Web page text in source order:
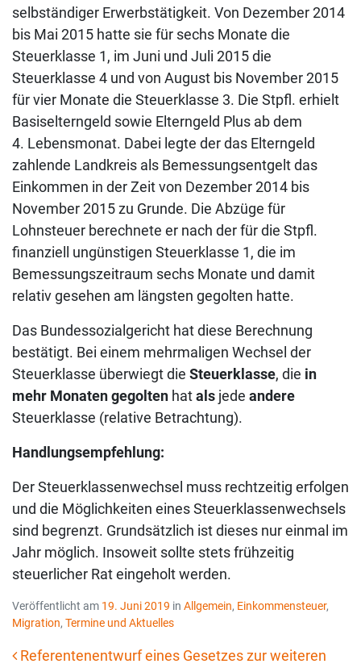
selbständiger Erwerbstätigkeit. Von Dezember 2014
bis Mai 2015 hatte sie für sechs Monate die
Steuerklasse 1, im Juni und Juli 2015 die
Steuerklasse 4 und von August bis November 2015
für vier Monate die Steuerklasse 3. Die Stpfl. erhielt
Basiselterngeld sowie Elterngeld Plus ab dem
4. Lebensmonat. Dabei legte der das Elterngeld
zahlende Landkreis als Bemessungsentgelt das
Einkommen in der Zeit von Dezember 2014 bis
November 2015 zu Grunde. Die Abzüge für
Lohnsteuer berechnete er nach der für die Stpfl.
finanziell ungünstigen Steuerklasse 1, die im
Bemessungszeitraum sechs Monate und damit
relativ gesehen am längsten gegolten hatte.
Das Bundessozialgericht hat diese Berechnung
bestätigt. Bei einem mehrmaligen Wechsel der
Steuerklasse überwiegt die Steuerklasse, die in
mehr Monaten gegolten hatals jede andere
Steuerklasse (relative Betrachtung).
Handlungsempfehlung:
Der Steuerklassenwechsel muss rechtzeitig erfolgen
und die Möglichkeiten eines Steuerklassenwechsels
sind begrenzt. Grundsätzlich ist dieses nur einmal im
Jahr möglich. Insoweit sollte stets frühzeitig
steuerlicher Rat eingeholt werden.
Veröffentlicht am 19. Juni 2019 in Allgemein, Einkommensteuer,
Migration, Termine und Aktuelles
Referentenentwurf eines Gesetzes zur weiteren